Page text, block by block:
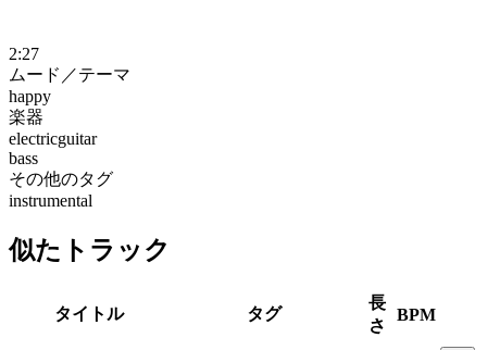
2:27
ムード／テーマ
happy
楽器
electricguitar
bass
その他のタグ
instrumental
似たトラック
タイトル タグ
長
さ
BPM